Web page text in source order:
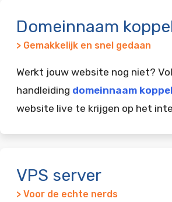
Domeinnaam
> Gemakkelijk en snel gedaan
Werkt jouw website nog niet?
handleiding domeinnaam
website live te krijgen op het
VPS server
> Voor de echte nerds